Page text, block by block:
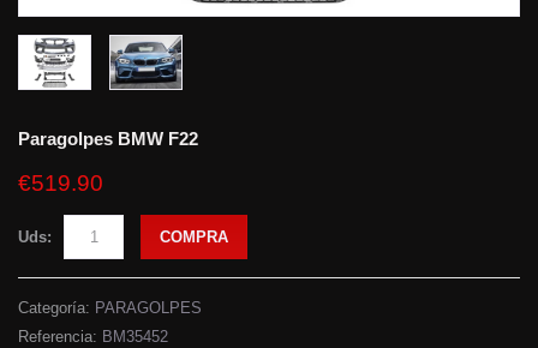
Paragolpes BMW F22
€519.90
Uds: COMPRA
Categoría: PARAGOLPES
Referencia: BM35452